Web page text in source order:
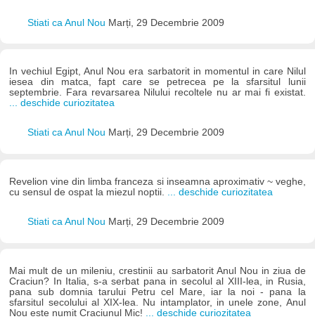
Stiati ca Anul Nou Marți, 29 Decembrie 2009
In vechiul Egipt, Anul Nou era sarbatorit in momentul in care Nilul
iesea din matca, fapt care se petrecea pe la sfarsitul lunii
septembrie. Fara revarsarea Nilului recoltele nu ar mai fi existat.
... deschide curiozitatea
Stiati ca Anul Nou Marți, 29 Decembrie 2009
Revelion vine din limba franceza si inseamna aproximativ ~ veghe,
cu sensul de ospat la miezul noptii.
... deschide curiozitatea
Stiati ca Anul Nou Marți, 29 Decembrie 2009
Mai mult de un mileniu, crestinii au sarbatorit Anul Nou in ziua de
Craciun? In Italia, s-a serbat pana in secolul al XIII-lea, in Rusia,
pana sub domnia tarului Petru cel Mare, iar la noi - pana la
sfarsitul secolului al XIX-lea. Nu intamplator, in unele zone, Anul
Nou este numit Craciunul Mic!
... deschide curiozitatea